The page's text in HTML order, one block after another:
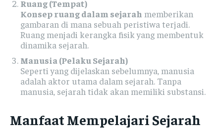
Ruang (Tempat)
Konsep ruang dalam sejarah memberikan
gambaran di mana sebuah peristiwa terjadi.
Ruang menjadi kerangka fisik yang membentuk
dinamika sejarah.
Manusia (Pelaku Sejarah)
Seperti yang dijelaskan sebelumnya, manusia
adalah aktor utama dalam sejarah. Tanpa
manusia, sejarah tidak akan memiliki substansi.
Manfaat Mempelajari Sejarah